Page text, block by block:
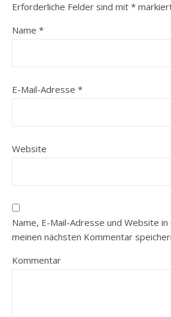
Erforderliche Felder sind mit *
Name *
E-Mail-Adresse *
Website
Name, E-Mail-Adresse und Website
meinen nächsten Kommentar
Kommentar